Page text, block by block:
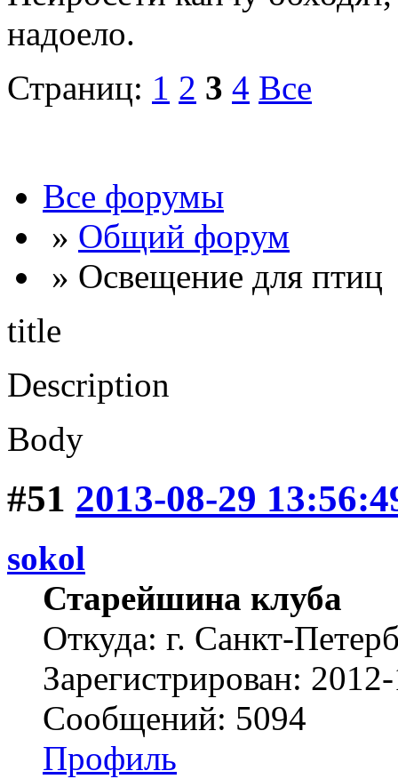
надоело.
Страниц: 1 2 3 4 Все
Все форумы
» Общий форум
» Освещение для птиц
title
Description
Body
#51 2013-08-29
sokol
Старейшина клуба
Откуда: г. Санкт-
Зарегистрирован:
Сообщений: 5094
Профиль